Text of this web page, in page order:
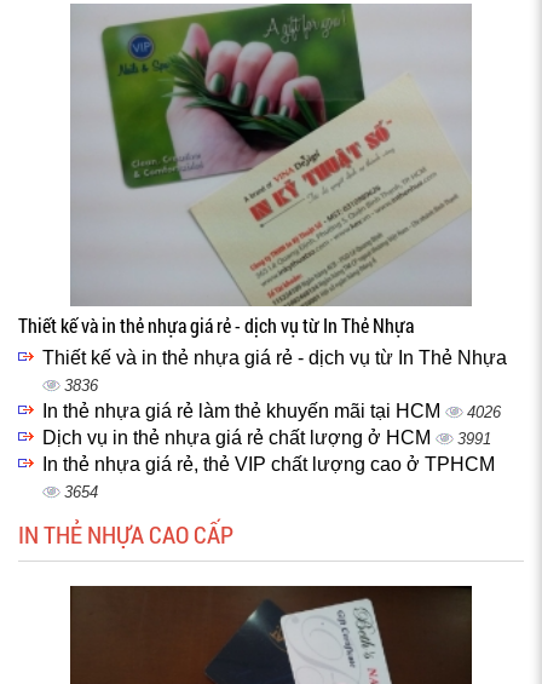
Thiết kế và in thẻ nhựa giá rẻ - dịch vụ từ In Thẻ Nhựa
Thiết kế và in thẻ nhựa giá rẻ - dịch vụ từ In Thẻ Nhựa
3836
In thẻ nhựa giá rẻ làm thẻ khuyến mãi tại HCM 4026
Dịch vụ in thẻ nhựa giá rẻ chất lượng ở HCM 3991
In thẻ nhựa giá rẻ, thẻ VIP chất lượng cao ở TPHCM
3654
IN THẺ NHỰA CAO CẤP